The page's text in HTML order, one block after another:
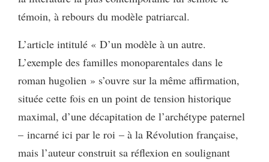
témoin, à rebours du modèle patriarcal.
L’article intitulé « D’un modèle à un autre.
L’exemple des familles monoparentales dans le
roman hugolien » s’ouvre sur la même affirmation,
située cette fois en un point de tension historique
maximal, d’une décapitation de l’archétype paternel
– incarné ici par le roi – à la Révolution française,
mais l’auteur construit sa réflexion en soulignant